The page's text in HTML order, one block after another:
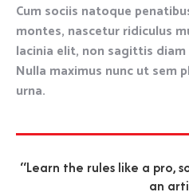
Cum sociis natoque
montes, nascetur ridiculus
lacinia elit, non sagittis
Nulla maximus nunc ut sem
urna.
“Learn the rules like a pro,
an